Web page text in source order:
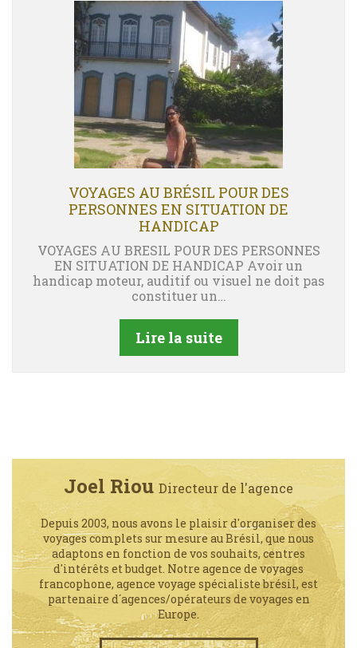
VOYAGES AU BRÉSIL POUR DES
PERSONNES EN SITUATION DE
HANDICAP
VOYAGES AU BRESIL POUR DES PERSONNES
EN SITUATION DE HANDICAP Avoir un
handicap moteur, auditif ou visuel ne doit pas
constituer un…
Lire la suite
Joel Riou Directeur de l'agence
Depuis 2003, nous avons le plaisir d'organiser des
voyages complets sur mesure au Brésil, que nous
adaptons en fonction de vos souhaits, centres
d'intérêts et budget. Notre agence de voyages
francophone, agence voyage spécialiste brésil, est
partenaire d´agences/opérateurs de voyages en
Europe.